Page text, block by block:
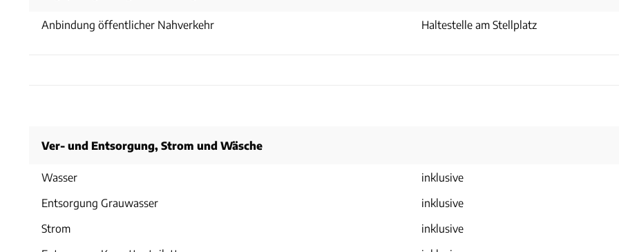
Anbindung öffentlicher Nahverkehr Haltestelle am Stellplatz
Ver- und Entsorgung, Strom und Wäsche
Wasser
inklusive
Entsorgung Grauwasser
inklusive
Strom
inklusive